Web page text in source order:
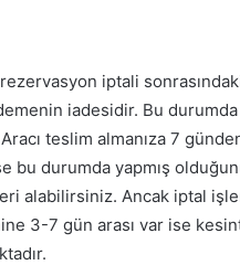
iptali
iadesidir. Bu durumda
teslim almanıza 7
bu durumda yapmış
alabilirsiniz. Ancak iptal
3-7 gün arası var ise